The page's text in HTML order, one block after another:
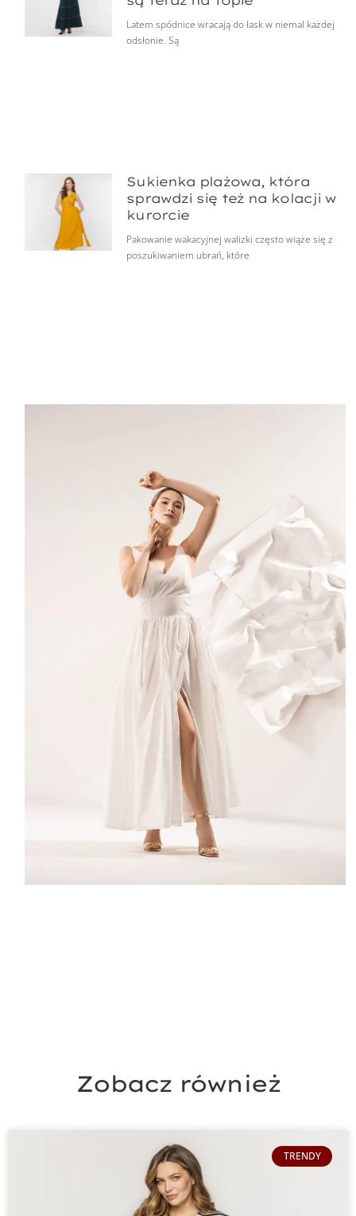
Latem spódnice wracają do łask w niemal każdej
odsłonie. Są
Sukienka plażowa, która
sprawdzi się też na kolacji w
kurorcie
Pakowanie wakacyjnej walizki często wiąże się z
poszukiwaniem ubrań, które
Zobacz również
TRENDY